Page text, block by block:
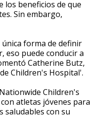
los beneficios de que
Sin embargo,
forma de definir
eso puede conducir a
Catherine Butz,
Children's Hospital'.
Children's
atletas jóvenes para
saludables con su